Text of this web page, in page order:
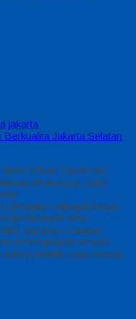
jakarta
Jakarta Selatan
terbaik Dalam hal
WhatsApp: 0812-
Berstatus sebagai Masa
ilmu
kampus, maupun
perlengkapan wisuda
adalah toga wisuda,